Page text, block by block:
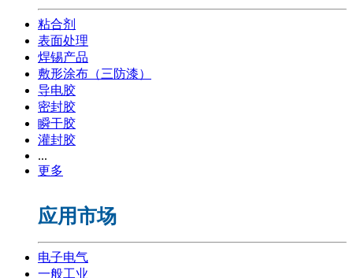
粘合剂
表面处理
焊锡产品
敷形涂布（三防漆）
导电胶
密封胶
瞬干胶
灌封胶
...
更多
应用市场
电子电气
一般工业